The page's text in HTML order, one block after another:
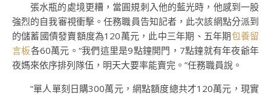
張水瓶的處境更糟，當圓規刺入他的藍光時，他感到一股
強烈的自我審視衝擊。任務職員告知記者，此次該網點分派到
的儲蓄國債發賣額度為120萬元，此中三年期、五年期包養留
言板各60萬元。“我們這里是9點鐘開門，7點鐘就有年夜爺年
夜媽來依序排列隊伍，明天大要率能賣完。”任務職員說。
“單人單刻日購300萬元，網點額度總共才120萬元，現實